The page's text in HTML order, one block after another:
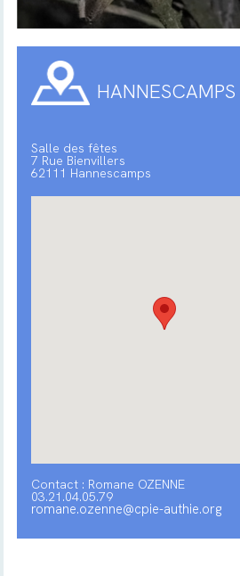
Salle des fêtes
7 Rue Bienvillers
62111 Hannescamps
Contact : Romane OZENNE
03.21.04.05.79
romane.ozenne@cpie-authie.org